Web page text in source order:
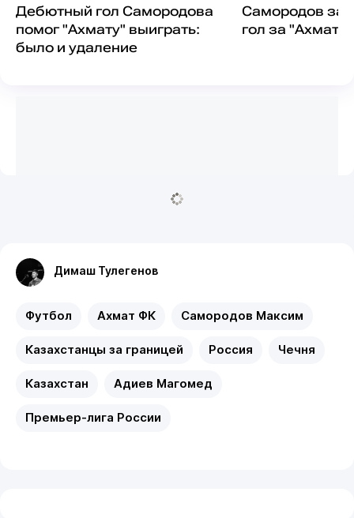
Дебютный гол Самородова
помог "Ахмату" выиграть:
было и удаление
Самородов
гол за "Ахмат"
Димаш Тулегенов
Футбол Ахмат ФК Самородов Максим
Казахстанцы за границей Россия Чечня
Казахстан Адиев Магомед
Премьер-лига России